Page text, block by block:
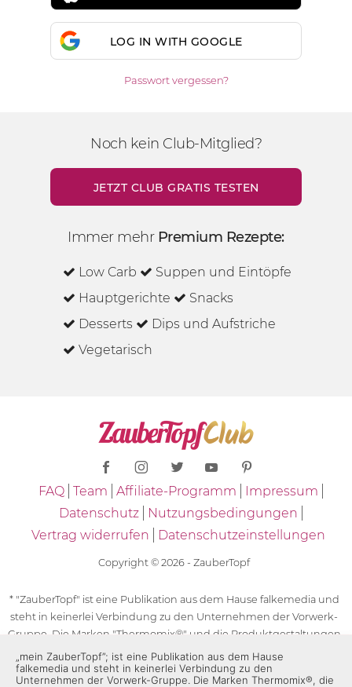
LOG IN WITH GOOGLE
Passwort vergessen?
Noch kein Club-Mitglied?
JETZT CLUB GRATIS TESTEN
Immer mehr Premium Rezepte:
Low Carb
Suppen und Eintöpfe
Hauptgerichte
Snacks
Desserts
Dips und Aufstriche
Vegetarisch
FAQ Team Affiliate-Programm
Impressum
Datenschutz
Nutzungsbedingungen
Vertrag widerrufen
Datenschutzeinstellungen
Copyright © 2026 - ZauberTopf
* "ZauberTopf" ist eine Publikation aus dem Hause falkemedia und
steht in keinerlei Verbindung zu den Unternehmen der Vorwerk-
Gruppe. Die Marken "Thermomix®" und die Produktgestaltungen
des "Thermomix®" sind eingetragene Marken der Unternehmen
der Vorwerk-Gruppe. Die Marken Thermomix®, die Zeichen TM5®,
„mein ZauberTopf”; ist eine Publikation aus dem Hause
falkemedia und steht in keinerlei Verbindung zu den
Unternehmen der Vorwerk-Gruppe. Die Marken Thermomix®, die